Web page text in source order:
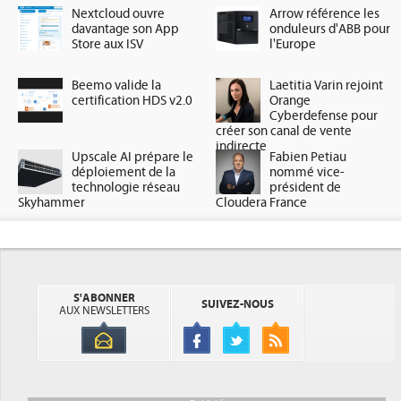
Nextcloud ouvre
davantage son App
Store aux ISV
Arrow référence les
onduleurs d'ABB pour
l'Europe
Beemo valide la
certification HDS v2.0
Laetitia Varin rejoint
Orange
Cyberdefense pour
créer son canal de vente
indirecte
Upscale AI prépare le
déploiement de la
technologie réseau
Skyhammer
Fabien Petiau
nommé vice-
président de
Cloudera France
S'ABONNER
AUX NEWSLETTERS
SUIVEZ-NOUS